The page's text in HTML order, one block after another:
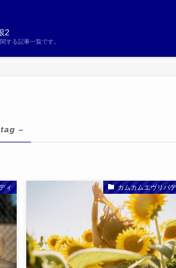
2
する記事一覧です。
–
ィ カムカムエヴリバ